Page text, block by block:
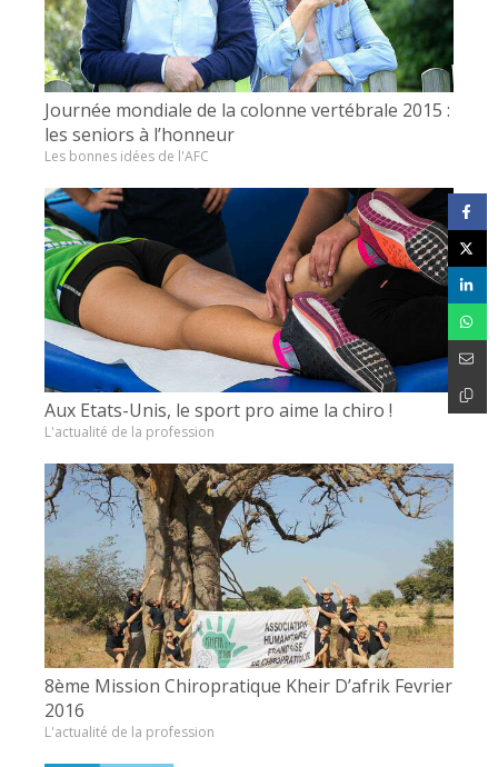
Journée mondiale de la colonne vertébrale 2015 :
les seniors à l’honneur
Les bonnes idées de l'AFC
Aux Etats-Unis, le sport pro aime la chiro !
L'actualité de la profession
8ème Mission Chiropratique Kheir D’afrik Fevrier
2016
L'actualité de la profession